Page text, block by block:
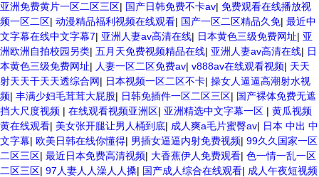
亚洲免费黄片一区二区三区| 国产日韩免费不卡av| 免费观看在线播放视
频一区二区| 动漫精品福利视频在线观看| 国产一区二区精品久免| 最近中
文字幕在线中文字幕7| 亚洲人妻av高清在线| 日本黄色三级免费网址| 亚
洲欧洲自拍校园另类| 五月天免费视频精品在线| 亚洲人妻av高清在线| 日
本黄色三级免费网址| 人妻一区二区免费av| v888av在线观看视频| 天天
射天天干天天透综合网| 日本视频一区二区不卡| 操女人逼逼高潮射水视
频| 丰满少妇毛茸茸大屁股| 日韩免插件一区二区三区| 国产裸体免费无遮
挡大尺度视频 | 在线观看视频亚洲区| 亚洲精选中文字幕一区 | 黄瓜视频
黄在线观看| 美女张开腿让男人桶到底| 成人爽a毛片蜜臀av| 日本 中出 中
文字幕| 欧美日韩在线你懂得| 男插女逼逼内射免费视频| 99久久国家一区
二区三区| 最近日本免费高清视频| 大香蕉伊人免费观看| 色一情一乱一区
二区三区| 97人妻人人澡人人搡| 国产成人综合在线观看| 成人午夜短视频